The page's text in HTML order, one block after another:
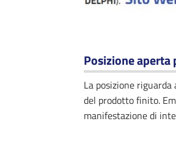
Posizione aperta
La posizione
del prodotto finito.
manifestazione di